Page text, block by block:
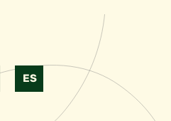
ES